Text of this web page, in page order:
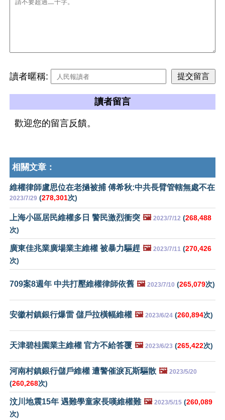
讀者暱稱:
讀者留言
歡迎您的留言反饋。
相關文章：
維權律師盧思位在老撾被捕 傅希秋:中共長臂管轄無處不在
2023/7/29 (278,301次)
上海小區居民維權多日 警民激烈衝突 🖼️ 2023/7/12 (268,488
次)
廣東佳兆業廣場業主維權 被暴力驅趕 🖼️ 2023/7/11 (270,426
次)
709案8週年 中共打壓維權律師依舊 🖼️ 2023/7/10 (265,079次)
安徽村鎮銀行爆雷 儲戶拉橫幅維權 🖼️ 2023/6/24 (260,894次)
天津碧桂園業主維權 官方不給答覆 🖼️ 2023/6/23 (265,422次)
河南村鎮銀行儲戶維權 遭警催淚瓦斯驅散 🖼️ 2023/5/20
(260,268次)
汶川地震15年 遇難學童家長嘆維權難 🖼️ 2023/5/15 (260,089
次)